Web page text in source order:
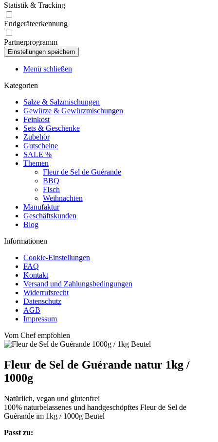
Statistik & Tracking
Endgeräteerkennung
Partnerprogramm
Menü schließen
Kategorien
Salze & Salzmischungen
Gewürze & Gewürzmischungen
Feinkost
Sets & Geschenke
Zubehör
Gutscheine
SALE %
Themen
Fleur de Sel de Guérande
BBQ
FIsch
Weihnachten
Manufaktur
Geschäftskunden
Blog
Informationen
Cookie-Einstellungen
FAQ
Kontakt
Versand und Zahlungsbedingungen
Widerrufsrecht
Datenschutz
AGB
Impressum
Vom Chef empfohlen
Fleur de Sel de Guérande natur 1kg /
1000g
Natürlich, vegan und glutenfrei
100% naturbelassenes und handgeschöpftes Fleur de Sel de
Guérande im 1kg / 1000g Beutel
Passt zu: